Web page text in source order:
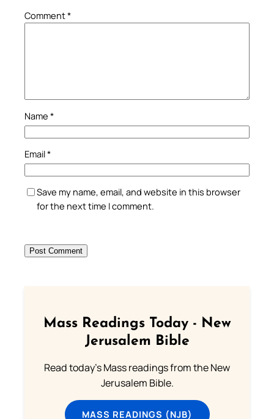
Comment*
Name *
Email*
Save my name, email, and website in this browser
for the next time I comment.
Mass Readings Today - New
Jerusalem Bible
Read today's Mass readings from the New
Jerusalem Bible.
MASS READINGS (NJB)